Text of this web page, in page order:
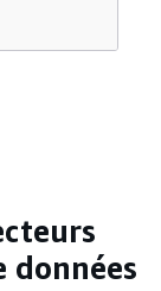
données